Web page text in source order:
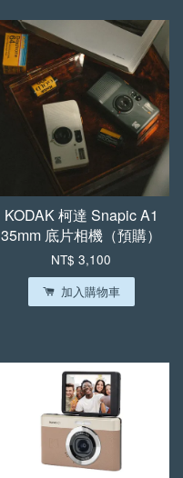
KODAK 柯達 Snapic A1
35mm 底片相機（預購）
NT$ 3,100
加入購物車